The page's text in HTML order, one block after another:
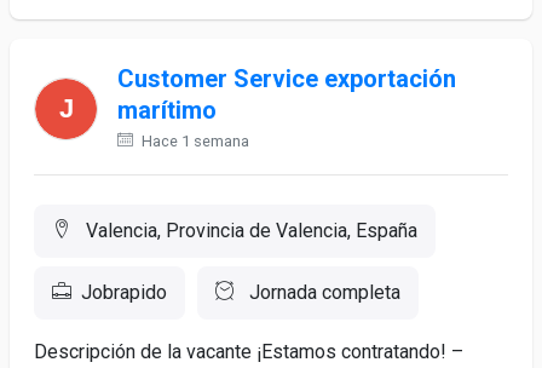
Customer Service exportación
marítimo
Hace 1 semana
Valencia, Provincia de Valencia, España
Jobrapido Jornada completa
Descripción de la vacante ¡Estamos contratando! –